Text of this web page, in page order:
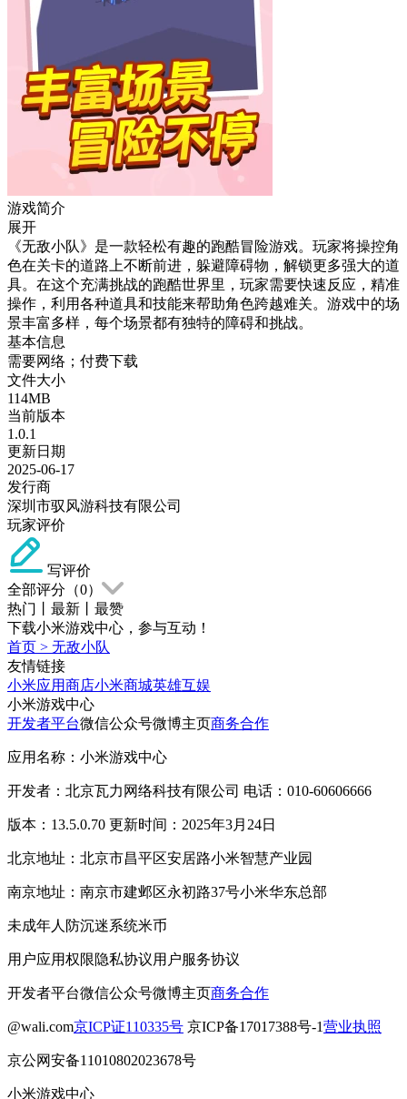
游戏简介
展开
《无敌小队》是一款轻松有趣的跑酷冒险游戏。玩家将操控角
色在关卡的道路上不断前进，躲避障碍物，解锁更多强大的道
具。在这个充满挑战的跑酷世界里，玩家需要快速反应，精准
操作，利用各种道具和技能来帮助角色跨越难关。游戏中的场
景丰富多样，每个场景都有独特的障碍和挑战。
基本信息
需要网络；付费下载
文件大小
114MB
当前版本
1.0.1
更新日期
2025-06-17
发行商
深圳市驭风游科技有限公司
玩家评价
写评价
全部评分（0）
热门
最新
最赞
下载小米游戏中心，参与互动！
首页 > 无敌小队
友情链接
小米应用商店小米商城英雄互娱
小米游戏中心
开发者平台微信公众号微博主页商务合作
应用名称：小米游戏中心
开发者：北京瓦力网络科技有限公司 电话：010-60606666
版本：13.5.0.70 更新时间：2025年3月24日
北京地址：北京市昌平区安居路小米智慧产业园
南京地址：南京市建邺区永初路37号小米华东总部
未成年人防沉迷系统米币
用户应用权限隐私协议用户服务协议
开发者平台微信公众号微博主页商务合作
@wali.com京ICP证110335号 京ICP备17017388号-1营业执照
京公网安备11010802023678号
小米游戏中心